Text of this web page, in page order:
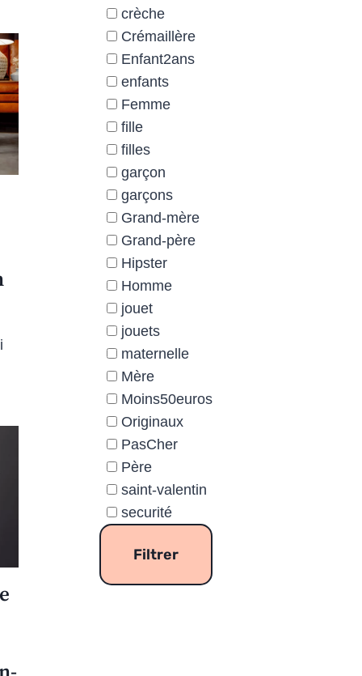
crèche
Crémaillère
Enfant2ans
enfants
Femme
fille
filles
garçon
garçons
Grand-mère
Grand-père
Hipster
Homme
jouet
jouets
maternelle
Mère
Moins50euros
Originaux
PasCher
Père
saint-valentin
securité